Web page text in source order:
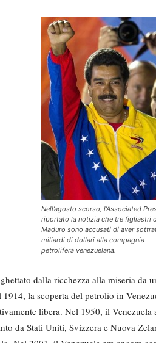
Nell’agosto scorso, l’Associated
riportato la notizia che tre figliastri
Maduro sono accusati di aver
miliardi di dollari alla compagnia
petrolifera venezuelana.
dalla ricchezza alla miseria da
la scoperta del petrolio in
libera. Nel 1950, il
da Stati Uniti, Svizzera e Nuova